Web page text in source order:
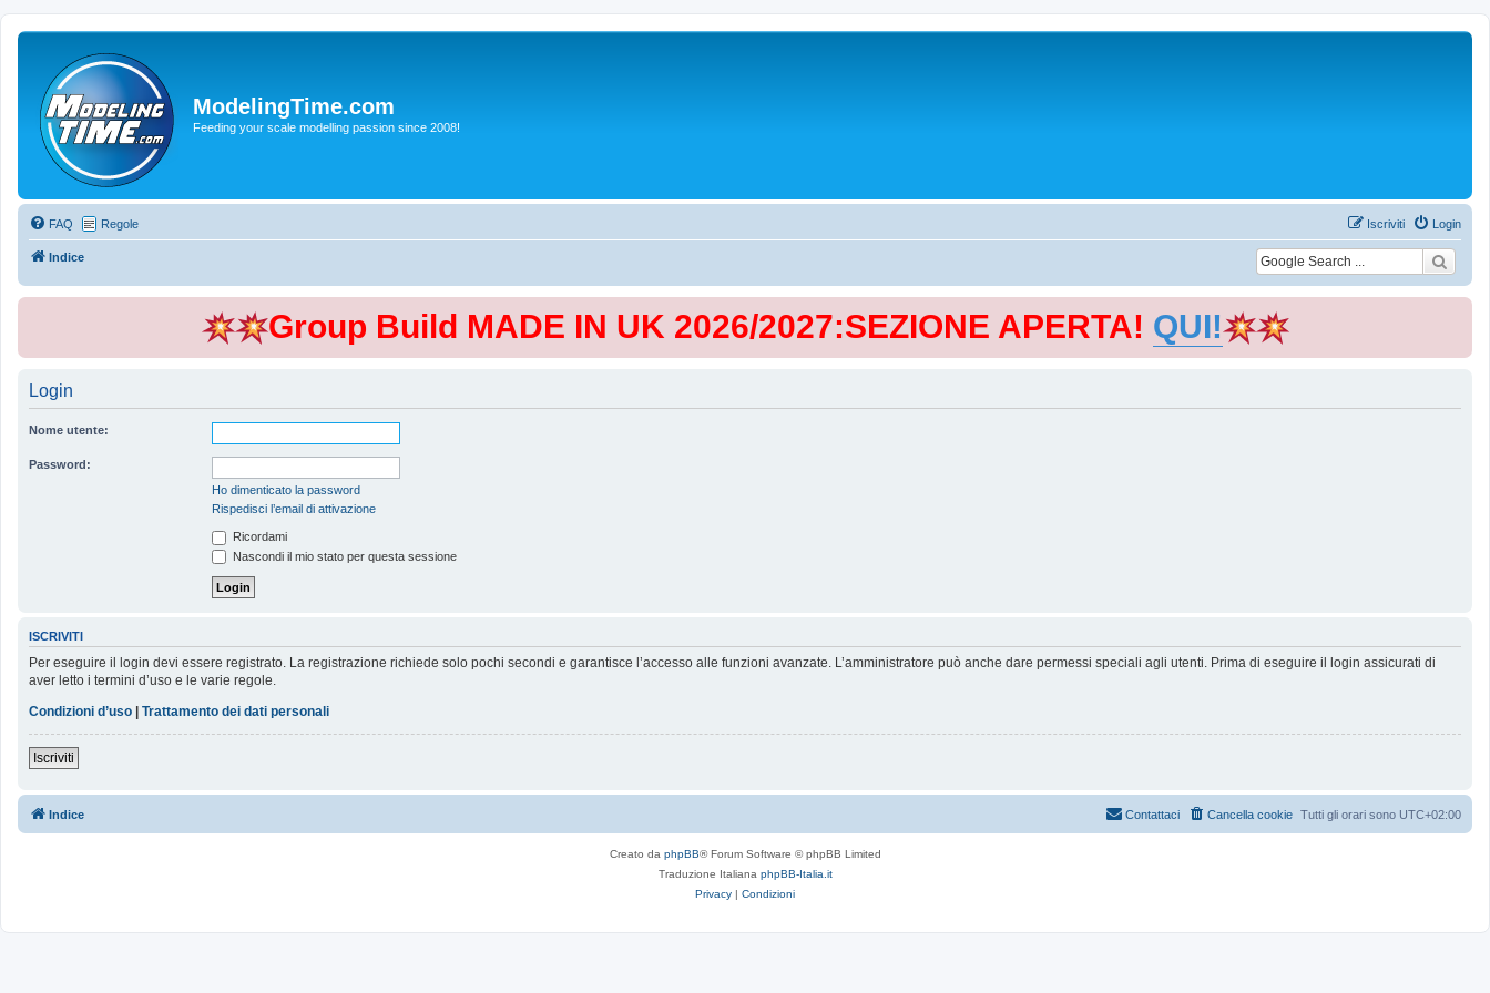
ModelingTime.com
Feeding your scale modelling passion since 2008!
FAQ Regole Login
Iscriviti
Indice
Group Build MADE IN UK 2026/2027:SEZIONE APERTA! QUI!
Login
Nome utente:
Password:
Ho dimenticato la password
Rispedisci l’email di attivazione
Ricordami
Nascondi il mio stato per questa sessione
ISCRIVITI
Per eseguire il login devi essere registrato. La registrazione richiede solo pochi secondi e garantisce l’accesso alle funzioni avanzate. L’amministratore può anche dare permessi speciali agli utenti. Prima di eseguire il login assicurati di
aver letto i termini d’uso e le varie regole.
Condizioni d’uso | Trattamento dei dati personali
Iscriviti
Indice Tutti gli orari sono UTC+02:00
Cancella cookie
Contattaci
Creato da phpBB® Forum Software © phpBB Limited
Traduzione Italiana phpBB-Italia.it
Privacy | Condizioni